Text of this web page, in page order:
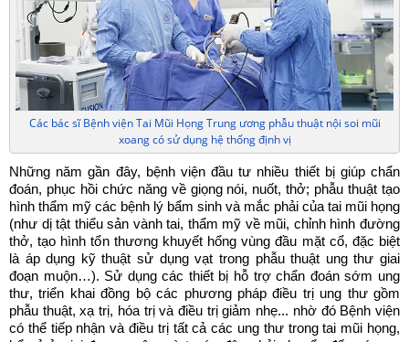
Các bác sĩ Bệnh viện Tai Mũi Họng Trung ương phẫu thuật nội soi mũi
xoang có sử dụng hệ thống định vị
Những năm gần đây, bệnh viện đầu tư nhiều thiết bị giúp chẩn
đoán, phục hồi chức năng về giọng nói, nuốt, thở; phẫu thuật tạo
hình thẩm mỹ các bệnh lý bẩm sinh và mắc phải của tai mũi họng
(như dị tật thiểu sản vành tai, thẩm mỹ về mũi, chỉnh hình đường
thở, tạo hình tổn thương khuyết hổng vùng đầu mặt cổ, đặc biệt
là áp dụng kỹ thuật sử dụng vạt trong phẫu thuật ung thư giai
đoạn muộn…). Sử dụng các thiết bị hỗ trợ chẩn đoán sớm ung
thư, triển khai đồng bộ các phương pháp điều trị ung thư gồm
phẫu thuật, xạ trị, hóa trị và điều trị giảm nhẹ... nhờ đó Bệnh viện
có thể tiếp nhận và điều trị tất cả các ung thư trong tai mũi họng,